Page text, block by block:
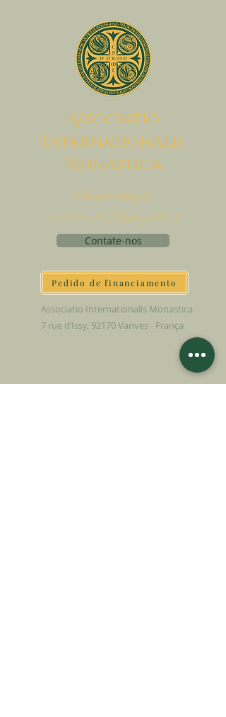
Associatio
Internationalis
MonAstica
Vamos trazer
o Céu à Terra juntos
Contate-nos
Pedido de financiamento
Associatio Internationalis Monastica
7 rue d’Issy, 92170 Vanves - França